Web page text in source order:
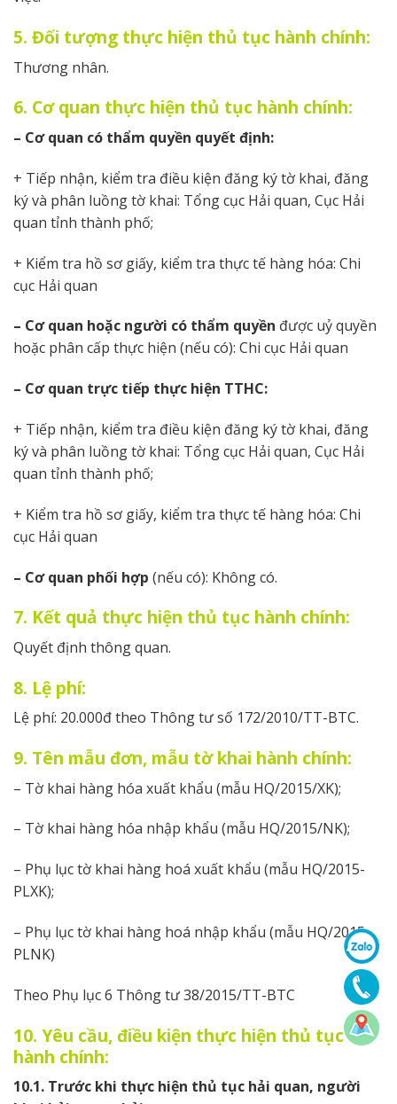
5. Đối tượng thực hiện thủ tục hành chính:
Thương nhân.
6. Cơ quan thực hiện thủ tục hành chính:
– Cơ quan có thẩm quyền quyết định:
+ Tiếp nhận, kiểm tra điều kiện đăng ký tờ khai, đăng
ký và phân luồng tờ khai: Tổng cục Hải quan, Cục Hải
quan tỉnh thành phố;
+ Kiểm tra hồ sơ giấy, kiểm tra thực tế hàng hóa: Chi
cục Hải quan
– Cơ quan hoặc người có thẩm quyền được uỷ quyền
hoặc phân cấp thực hiện (nếu có): Chi cục Hải quan
– Cơ quan trực tiếp thực hiện TTHC:
+ Tiếp nhận, kiểm tra điều kiện đăng ký tờ khai, đăng
ký và phân luồng tờ khai: Tổng cục Hải quan, Cục Hải
quan tỉnh thành phố;
+ Kiểm tra hồ sơ giấy, kiểm tra thực tế hàng hóa: Chi
cục Hải quan
– Cơ quan phối hợp (nếu có): Không có.
7. Kết quả thực hiện thủ tục hành chính:
Quyết định thông quan.
8. Lệ phí:
Lệ phí: 20.000đ theo Thông tư số 172/2010/TT-BTC.
9. Tên mẫu đơn, mẫu tờ khai hành chính:
– Tờ khai hàng hóa xuất khẩu (mẫu HQ/2015/XK);
– Tờ khai hàng hóa nhập khẩu (mẫu HQ/2015/NK);
– Phụ lục tờ khai hàng hoá xuất khẩu (mẫu HQ/2015-
PLXK);
– Phụ lục tờ khai hàng hoá nhập khẩu (mẫu HQ/2015-
PLNK)
Theo Phụ lục 6 Thông tư 38/2015/TT-BTC
10. Yêu cầu, điều kiện thực hiện thủ tục
hành chính:
10.1. Trước khi thực hiện thủ tục hải quan, người